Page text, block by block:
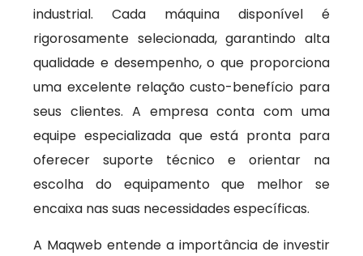
industrial. Cada máquina disponível é
rigorosamente selecionada, garantindo alta
qualidade e desempenho, o que proporciona
uma excelente relação custo-benefício para
seus clientes. A empresa conta com uma
equipe especializada que está pronta para
oferecer suporte técnico e orientar na
escolha do equipamento que melhor se
encaixa nas suas necessidades específicas.
A Maqweb entende a importância de investir